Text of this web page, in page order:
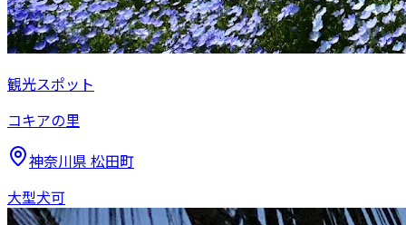
観光スポット
コキアの里
神奈川県 松田町
大型犬可